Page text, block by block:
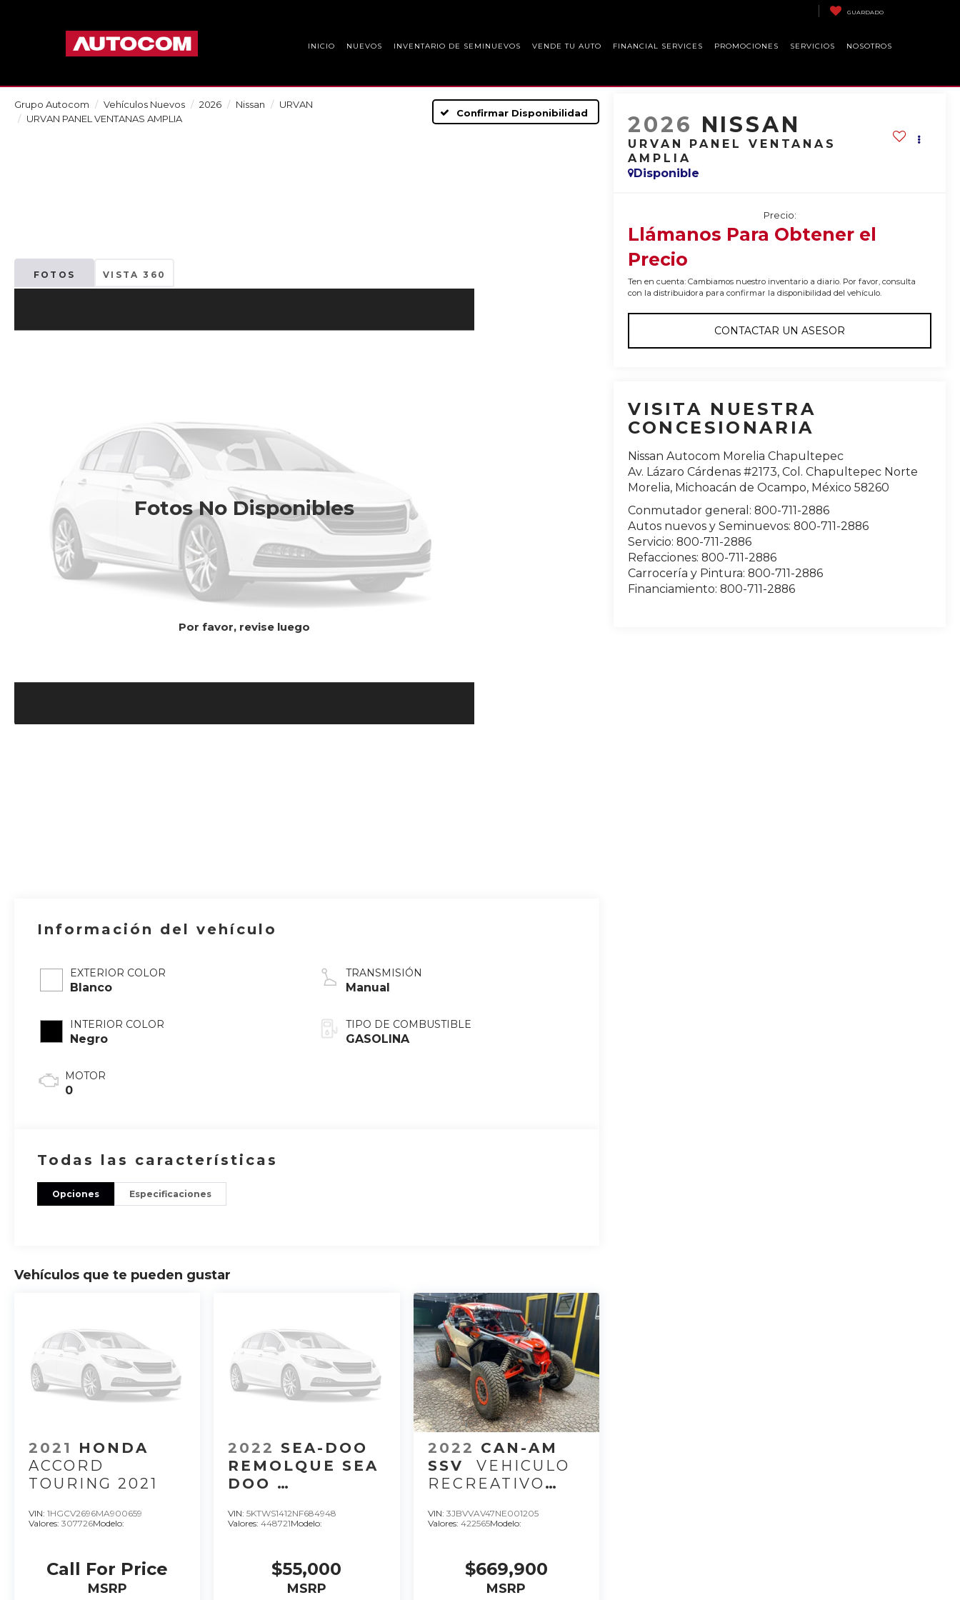
GUARDADO
INICIO NUEVOS INVENTARIO DE SEMINUEVOS VENDE TU AUTO FINANCIAL SERVICES PROMOCIONES SERVICIOS NOSOTROS
Grupo Autocom Vehículos Nuevos 2026 Nissan
URVAN
URVAN PANEL VENTANAS AMPLIA
Confirmar Disponibilidad
FOTOS VISTA 360
Fotos No Disponibles
Por favor, revise luego
2026 NISSAN
URVAN PANEL VENTANAS
AMPLIA
Disponible
Precio:
Llámanos Para Obtener el
Precio
Ten en cuenta: Cambiamos nuestro inventario a diario. Por favor, consulta
con la distribuidora para confirmar la disponibilidad del vehículo.
CONTACTAR UN ASESOR
VISITA NUESTRA
CONCESIONARIA
Nissan Autocom Morelia Chapultepec
Av. Lázaro Cárdenas #2173, Col. Chapultepec Norte
Morelia, Michoacán de Ocampo, México 58260
Conmutador general:800-711-2886
Autos nuevos y Seminuevos:800-711-2886
Servicio:800-711-2886
Refacciones:800-711-2886
Carrocería y Pintura:800-711-2886
Financiamiento:800-711-2886
Información del vehículo
EXTERIOR COLOR
Blanco
INTERIOR COLOR
Negro
MOTOR
0
TRANSMISIÓN
Manual
TIPO DE COMBUSTIBLE
GASOLINA
Todas las características
Opciones Especificaciones
Vehículos que te pueden gustar
2021
HONDA
ACCORD
TOURING 2021
VIN: 1HGCV2696MA900659
Valores: 307726Modelo:
Call For Price
MSRP
2022 SEA-DOO
REMOLQUE SEA
DOO
SEADOO MOVE I
VIN:5KTWS1412NF684948
Valores:448721Modelo:
$55,000
MSRP
2022 CAN-AM
SSV
VEHICULO
RECREATIVO
CC 900, HP 200.
VIN: 3JBVVAV47NE001205
Valores: 422565Modelo:
$669,900
MSRP